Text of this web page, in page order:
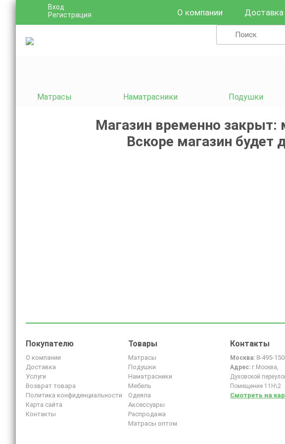
Вход
Регистрация
О компании Доставка
Матрасы Наматрасники Подушки
Магазин временно
Вскоре магазин будет
Покупателю
О компании
Доставка
Услуги
Возврат товара
Политика конфиденциальности
Карта сайта
Контакты
Товары
Матрасы
Подушки
Наматрасники
Мебель
Одеяла
Аксессуары
Распродажа
Матрасы оптом
Контакты
Москва: 8-495-
Адрес: г.Москва,
Духовской
Помещение 11Н\2
Смотреть на